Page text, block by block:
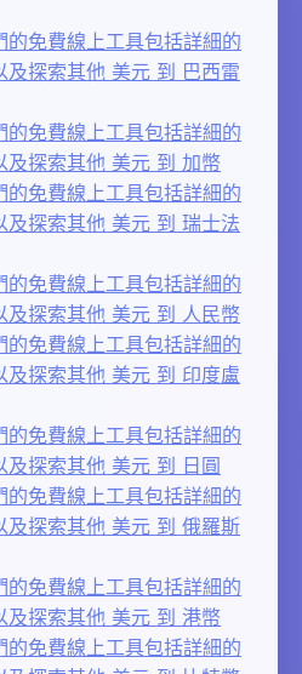
的免費線上工具包括詳細的
及探索其他 美元 到 巴西雷
的免費線上工具包括詳細的
及探索其他 美元 到 加幣
的免費線上工具包括詳細的
及探索其他 美元 到 瑞士法
的免費線上工具包括詳細的
及探索其他 美元 到 人民幣
的免費線上工具包括詳細的
及探索其他 美元 到 印度盧
的免費線上工具包括詳細的
及探索其他 美元 到 日圓
的免費線上工具包括詳細的
及探索其他 美元 到 俄羅斯
的免費線上工具包括詳細的
及探索其他 美元 到 港幣
的免費線上工具包括詳細的